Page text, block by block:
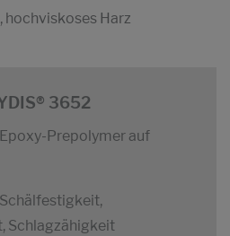
hochviskoses Harz
3652
Prepolymer auf
Schlagzähigkeit